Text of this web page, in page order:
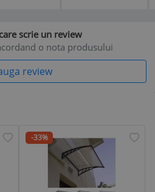
scrie un review
o nota produsului
review
-33%